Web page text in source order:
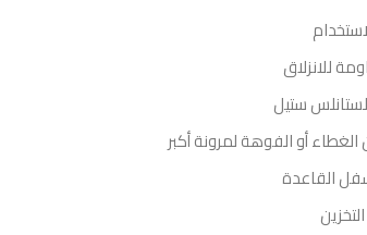
للانزلاق
ستيل
الغطاء أو الفوهة لمرونة أكبر
القاعدة